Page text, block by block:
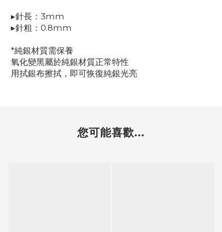
▸針長：3mm
▸針粗：0.8mm
*純銀材質需保養
氧化變黑屬於純銀材質正常特性
用拭銀布擦拭，即可恢復純銀光亮
您可能喜歡...